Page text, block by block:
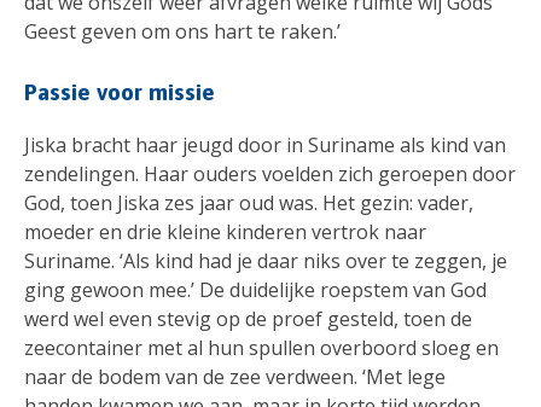
Geest geven om ons hart te raken.’
Passie voor missie
Jiska bracht haar jeugd door in Suriname als kind van
zendelingen. Haar ouders voelden zich geroepen door
God, toen Jiska zes jaar oud was. Het gezin: vader,
moeder en drie kleine kinderen vertrok naar
Suriname. ‘Als kind had je daar niks over te zeggen, je
ging gewoon mee.’ De duidelijke roepstem van God
werd wel even stevig op de proef gesteld, toen de
zeecontainer met al hun spullen overboord sloeg en
naar de bodem van de zee verdween. ‘Met lege